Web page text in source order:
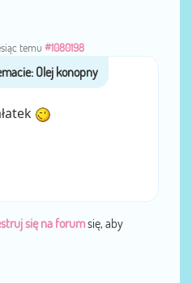
temu #1080198
alioolio
się na forumsię, aby